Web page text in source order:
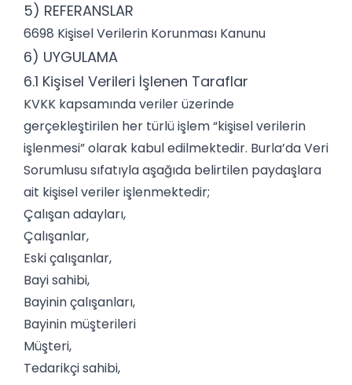
5) REFERANSLAR
6698 Kişisel Verilerin Korunması Kanunu
6) UYGULAMA
6.1 Kişisel Verileri İşlenen Taraflar
KVKK kapsamında veriler üzerinde
gerçekleştirilen her türlü işlem “kişisel verilerin
işlenmesi” olarak kabul edilmektedir. Burla’da Veri
Sorumlusu sıfatıyla aşağıda belirtilen paydaşlara
ait kişisel veriler işlenmektedir;
Çalışan adayları,
Çalışanlar,
Eski çalışanlar,
Bayi sahibi,
Bayinin çalışanları,
Bayinin müşterileri
Müşteri,
Tedarikçi sahibi,